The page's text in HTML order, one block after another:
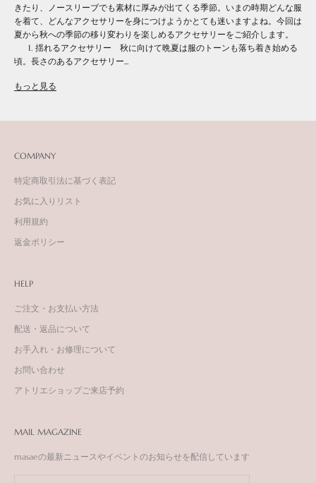
きたり、ノースリーブでも素材に厚みが出てくる季節。いまの時期どんな服
を着て、どんなアクセサリーを身につけようかとても迷いますよね。今回は
夏から秋への季節の移り変わりを楽しめるアクセサリーをご紹介します。
1. 揺れるアクセサリー 秋に向けて晩夏は服のトーンも落ち着き始める
頃。長さのあるアクセサリー...
もっと見る
COMPANY
特定商取引法に基づく表記
お気に入りリスト
利用規約
返金ポリシー
HELP
ご注文・お支払い方法
配送・返品について
お手入れ・お修理について
お問い合わせ
アトリエショップご来店予約
MAIL MAGAZINE
masaeの最新ニュースやイベントのお知らせを配信しています